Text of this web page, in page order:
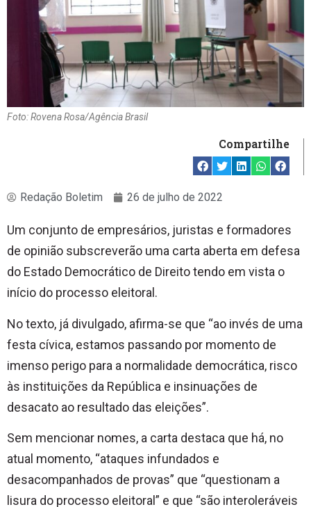
Foto: Rovena Rosa/Agência Brasil
Compartilhe
Redação Boletim 26 de julho de 2022
Um conjunto de empresários, juristas e formadores
de opinião subscreverão uma carta aberta em defesa
do Estado Democrático de Direito tendo em vista o
início do processo eleitoral.
No texto, já divulgado, afirma-se que “ao invés de uma
festa cívica, estamos passando por momento de
imenso perigo para a normalidade democrática, risco
às instituições da República e insinuações de
desacato ao resultado das eleições”.
Sem mencionar nomes, a carta destaca que há, no
atual momento, “ataques infundados e
desacompanhados de provas” que “questionam a
lisura do processo eleitoral” e que “são interoleráveis